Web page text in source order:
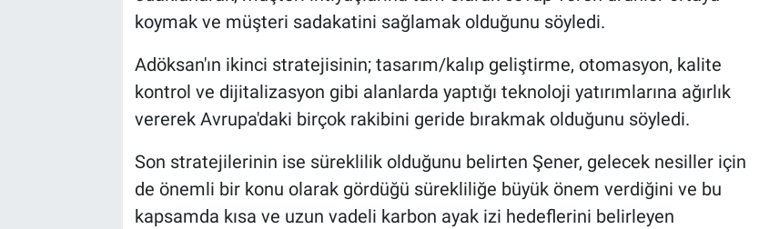
koymak ve müşteri sadakatini sağlamak olduğunu söyledi.
Adöksan'ın ikinci stratejisinin; tasarım/kalıp geliştirme, otomasyon, kalite
kontrol ve dijitalizasyon gibi alanlarda yaptığı teknoloji yatırımlarına ağırlık
vererek Avrupa'daki birçok rakibini geride bırakmak olduğunu söyledi.
Son stratejilerinin ise süreklilik olduğunu belirten Şener, gelecek nesiller için
de önemli bir konu olarak gördüğü sürekliliğe büyük önem verdiğini ve bu
kapsamda kısa ve uzun vadeli karbon ayak izi hedeflerini belirleyen